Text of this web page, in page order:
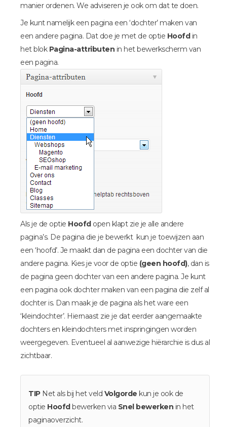
manier ordenen. We adviseren je ook om dat te doen.
Je kunt namelijk een pagina een ‘dochter’ maken van
een andere pagina. Dat doe je met de optie Hoofdin
het blok Pagina-attributen in het bewerkscherm van
een pagina.
Als je de optie Hoofdopen klapt zie je alle andere
pagina’s. De pagina die je bewerkt kun je toewijzen aan
een ‘hoofd’. Je maakt dan de pagina een dochter van die
andere pagina. Kies je voor de optie (geen hoofd), dan is
de pagina geen dochter van een andere pagina. Je kunt
een pagina ook dochter maken van een pagina die zelf al
dochter is. Dan maak je de pagina als het ware een
‘kleindochter’. Hiernaast zie je dat eerder aangemaakte
dochters en kleindochters met inspringingen worden
weergegeven. Eventueel al aanwezige hiërarchie is dus al
zichtbaar.
TIPNet als bij het veld Volgorde kun je ook de
optie Hoofdbewerken via Snel bewerken in het
paginaoverzicht.